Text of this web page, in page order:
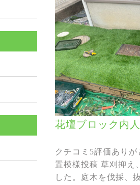
花壇ブロック内
クチコミ5評価あり
置模様投稿 草刈抑え
した。庭木を伐採、